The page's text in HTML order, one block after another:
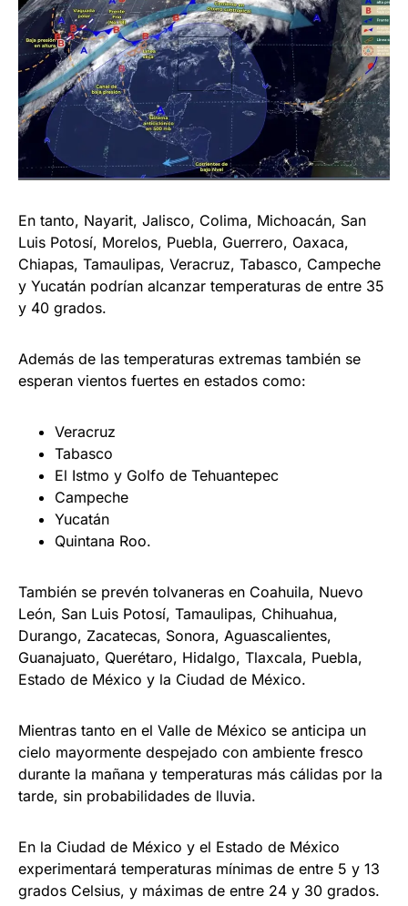
En tanto, Nayarit, Jalisco, Colima, Michoacán, San
Luis Potosí, Morelos, Puebla, Guerrero, Oaxaca,
Chiapas, Tamaulipas, Veracruz, Tabasco, Campeche
y Yucatán podrían alcanzar temperaturas de entre 35
y 40 grados.
Además de las temperaturas extremas también se
esperan vientos fuertes en estados como:
Veracruz
Tabasco
El Istmo y Golfo de Tehuantepec
Campeche
Yucatán
Quintana Roo.
También se prevén tolvaneras en Coahuila, Nuevo
León, San Luis Potosí, Tamaulipas, Chihuahua,
Durango, Zacatecas, Sonora, Aguascalientes,
Guanajuato, Querétaro, Hidalgo, Tlaxcala, Puebla,
Estado de México y la Ciudad de México.
Mientras tanto en el Valle de México se anticipa un
cielo mayormente despejado con ambiente fresco
durante la mañana y temperaturas más cálidas por la
tarde, sin probabilidades de lluvia.
En la Ciudad de México y el Estado de México
experimentará temperaturas mínimas de entre 5 y 13
grados Celsius, y máximas de entre 24 y 30 grados.